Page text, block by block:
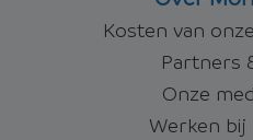
Kosten van
Partners
Onze
Werken bij